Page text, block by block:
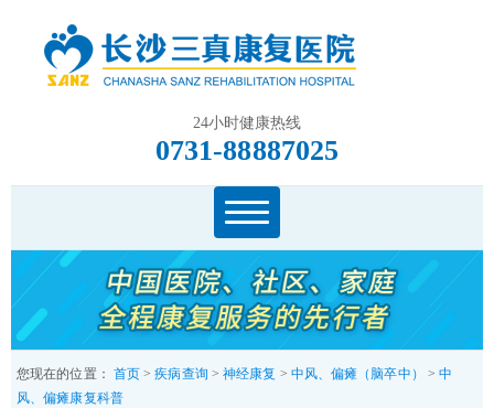
24小时健康热线
0731-88887025
您现在的位置： 首页 >疾病查询 >神经康复 > 中风、偏瘫（脑卒中） >中
风、偏瘫康复科普